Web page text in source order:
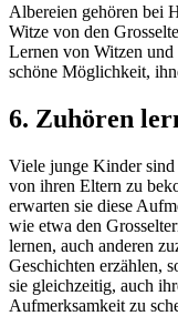
Albereien gehören bei
Witze von den
Lernen von Witzen
schöne Möglichkeit,
6. Zuhören
Viele junge Kinder sind
von ihren Eltern zu
erwarten sie diese
wie etwa den
lernen, auch anderen
Geschichten erzählen,
sie gleichzeitig, auch
Aufmerksamkeit zu